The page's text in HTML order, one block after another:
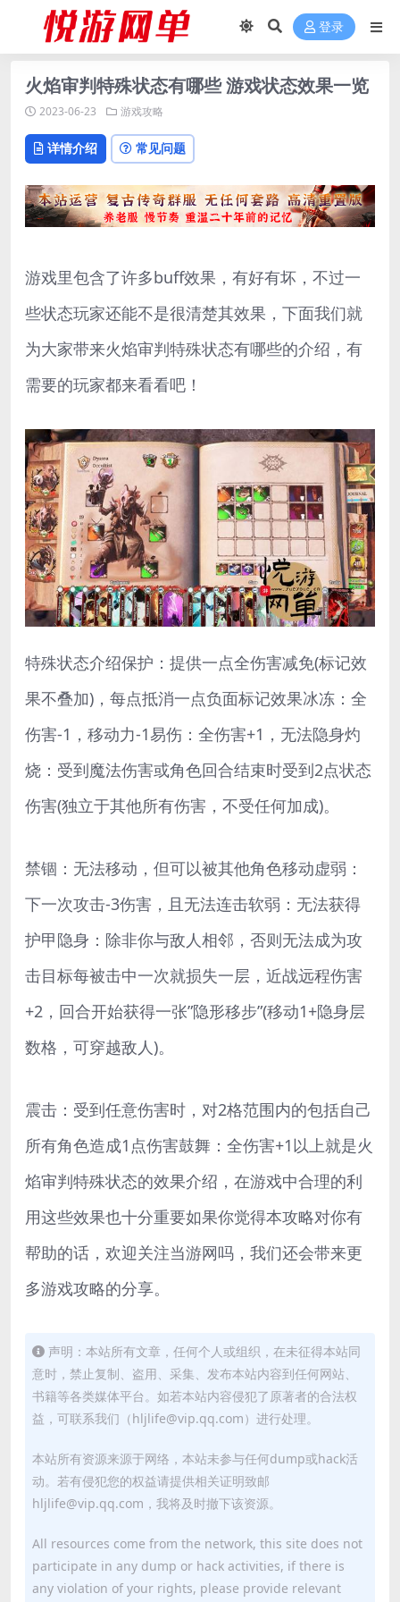
登录
火焰审判特殊状态有哪些 游戏状态效果一览
2023-06-23 游戏攻略
详情介绍 常见问题
游戏里包含了许多buff效果，有好有坏，不过一
些状态玩家还能不是很清楚其效果，下面我们就
为大家带来火焰审判特殊状态有哪些的介绍，有
需要的玩家都来看看吧！
特殊状态介绍保护：提供一点全伤害减免(标记效
果不叠加)，每点抵消一点负面标记效果冰冻：全
伤害-1，移动力-1易伤：全伤害+1，无法隐身灼
烧：受到魔法伤害或角色回合结束时受到2点状态
伤害(独立于其他所有伤害，不受任何加成)。
禁锢：无法移动，但可以被其他角色移动虚弱：
下一次攻击-3伤害，且无法连击软弱：无法获得
护甲隐身：除非你与敌人相邻，否则无法成为攻
击目标每被击中一次就损失一层，近战远程伤害
+2，回合开始获得一张”隐形移步”(移动1+隐身层
数格，可穿越敌人)。
震击：受到任意伤害时，对2格范围内的包括自己
所有角色造成1点伤害鼓舞：全伤害+1以上就是火
焰审判特殊状态的效果介绍，在游戏中合理的利
用这些效果也十分重要如果你觉得本攻略对你有
帮助的话，欢迎关注当游网吗，我们还会带来更
多游戏攻略的分享。
声明：本站所有文章，任何个人或组织，在未征得本站同
意时，禁止复制、盗用、采集、发布本站内容到任何网站、
书籍等各类媒体平台。如若本站内容侵犯了原著者的合法权
益，可联系我们（hljlife@vip.qq.com）进行处理。
本站所有资源来源于网络，本站未参与任何dump或hack活
动。若有侵犯您的权益请提供相关证明致邮
hljlife@vip.qq.com，我将及时撤下该资源。
All resources come from the network, this site does not
participate in any dump or hack activities, if there is
any violation of your rights, please provide relevant